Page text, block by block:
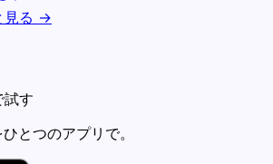
見る →
試す
とつのアプリで。